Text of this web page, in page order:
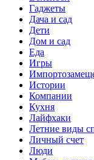
Гаджеты
Дача и сад
Дети
Дом и сад
Еда
Игры
Истории
Компании
Кухня
Лайфхаки
Летние виды
Личный счет
Люди